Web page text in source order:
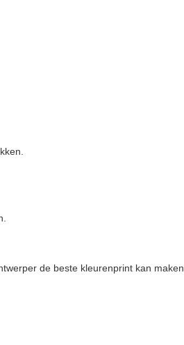
de beste kleurenprint kan maken.